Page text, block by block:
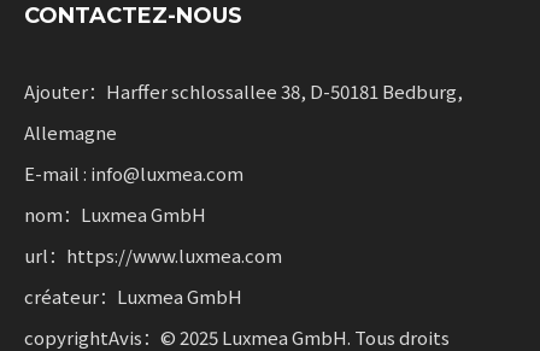
services de partage et flottes de location. Ces
avec flexibilité pour les entreprises qui font évoluer la
CONTACTEZ-NOUS
Ajouter：Harffer schlossallee 38, D-50181 Bedburg,
Allemagne
E-mail : info@luxmea.com
nom：Luxmea GmbH
url：https://www.luxmea.com
créateur：Luxmea GmbH
copyrightAvis：© 2025 Luxmea GmbH. Tous droits